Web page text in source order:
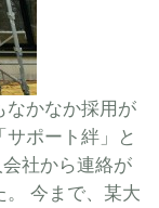
なかなか採用が
ポート絆」と
社から連絡が
今まで、某大